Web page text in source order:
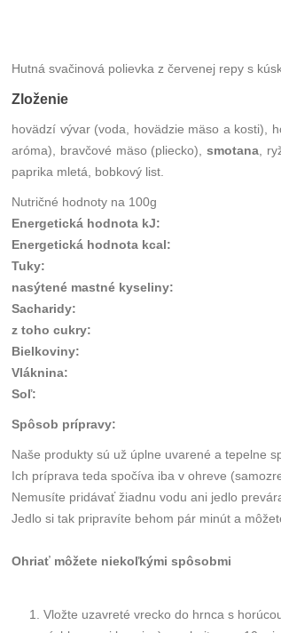
Hutná svačinová polievka z červenej repy s
Zloženie
hovädzí vývar (voda, hovädzie mäso a kosti),
aróma), bravčové mäso (pliecko),smotana,
paprika mletá, bobkový list.
Nutričné hodnoty na 100g
Energetická hodnota kJ:
Energetická hodnota kcal:
Tuky:
nasýtené mastné kyseliny:
Sacharidy:
z toho cukry:
Bielkoviny:
Vláknina:
Soľ:
Spôsob prípravy:
Naše produkty sú už úplne uvarené a tepelne
Ich príprava teda spočíva iba v ohreve
Nemusíte pridávať žiadnu vodu ani jedlo
Jedlo si tak pripravíte behom pár minút a
Ohriať môžete niekoľkými spôsobmi
Vložte uzavreté vrecko do hrnca s